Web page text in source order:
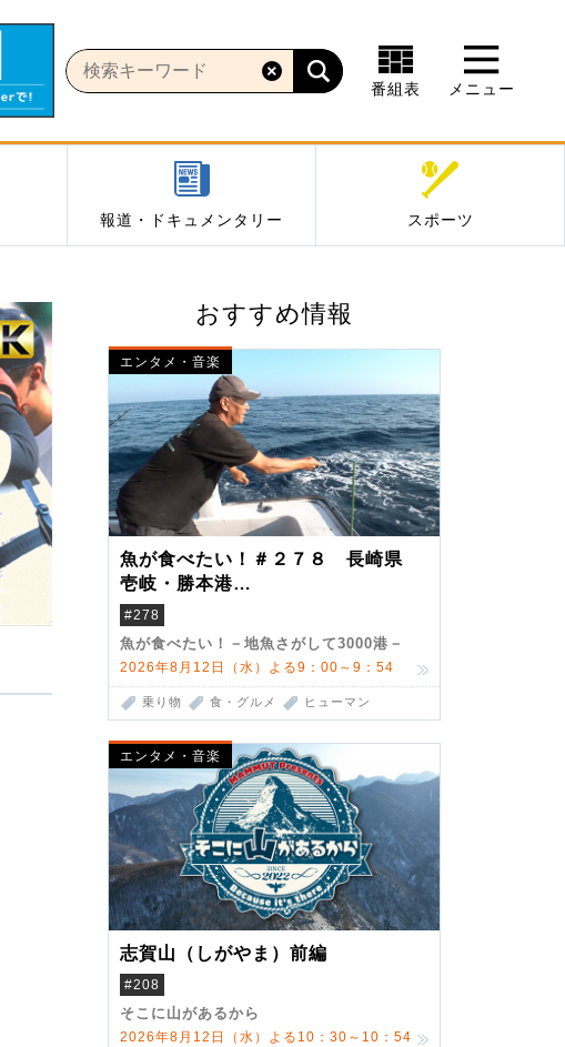
番組表 メニュー
報道・ドキュメンタリー スポーツ
おすすめ情報
エンタメ・音楽
魚が食べたい！＃２７８ 長崎県
壱岐・勝本港
（クロマグロ）
#278
魚が食べたい！－地魚さがして3000港－
2026年8月12日（水）よる9：00～9：54
乗り物 食・グルメ ヒューマン
エンタメ・音楽
志賀山（しがやま）前編
#208
そこに山があるから
2026年8月12日（水）よる10：30～10：54